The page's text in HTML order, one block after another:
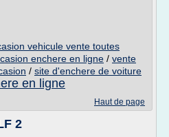
vehicule vente toutes
enchere en ligne / vente
/ site d'enchere de voiture
en ligne
Haut de page
2